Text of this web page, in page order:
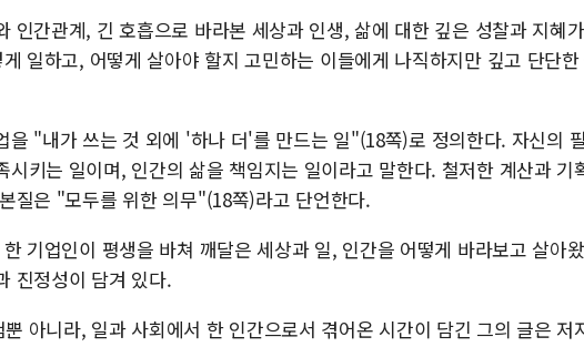
인간관계, 긴 호흡으로 바라본 세상과 인생, 삶에 대한 깊은 성찰과 지혜
일하고, 어떻게 살아야 할지 고민하는 이들에게 나직하지만 깊고 단단
을 "내가 쓰는 것 외에 '하나 더'를 만드는 일"(18쪽)로 정의한다. 자신의
시키는 일이며, 인간의 삶을 책임지는 일이라고 말한다. 철저한 계산과 기
질은 "모두를 위한 의무"(18쪽)라고 단언한다.
기업인이 평생을 바쳐 깨달은 세상과 일, 인간을 어떻게 바라보고 살아
진정성이 담겨 있다.
아니라, 일과 사회에서 한 인간으로서 겪어온 시간이 담긴 그의 글은 저